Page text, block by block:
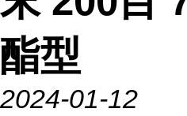
酯型
2024-01-12